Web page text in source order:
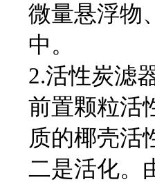
微量悬浮物
中。
2.活性炭滤
前置颗粒活
质的椰壳
二是活化。